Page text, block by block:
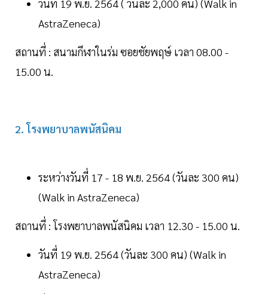
วันที่ 19 พ.ย. 2564 ( วันละ 2,000 คน) (Walk in
AstraZeneca)
สถานที่ : สนามกีฬาในร่ม ซอยชัยพฤษ์ เวลา 08.00 -
15.00 น.
2. โรงพยาบาลพนัสนิคม
ระหว่างวันที่ 17 - 18 พ.ย. 2564 (วันละ 300 คน)
(Walk in AstraZeneca)
สถานที่ : โรงพยาบาลพนัสนิคม เวลา 12.30 - 15.00 น.
วันที่ 19 พ.ย. 2564 (วันละ 300 คน) (Walk in
AstraZeneca)